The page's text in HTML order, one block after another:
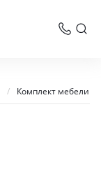
/ Комплект мебели